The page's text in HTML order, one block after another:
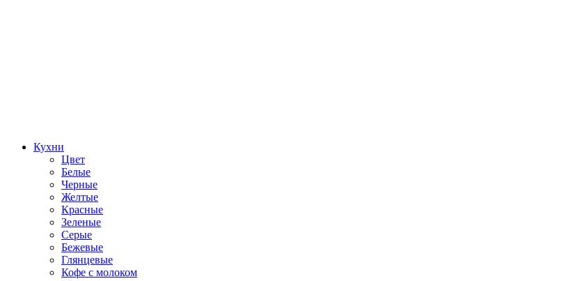
Кухни
Цвет
Белые
Черные
Желтые
Красные
Зеленые
Серые
Бежевые
Глянцевые
Кофе с молоком